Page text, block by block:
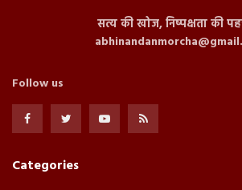
सत्य की खोज, निष्पक्षता की
Follow us
Categories